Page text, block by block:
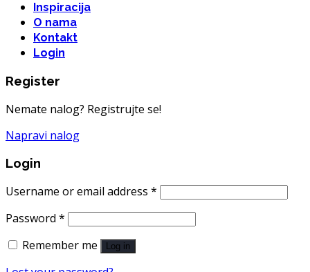
Inspiracija
O nama
Kontakt
Login
Register
Nemate nalog? Registrujte se!
Napravi nalog
Login
Username or email address *
Password *
Remember me
Log in